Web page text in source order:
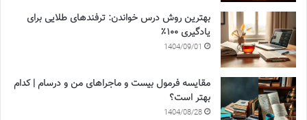
بهترین روش درس خواندن: ترفندهای طلایی برای
یادگیری ۱۰۰٪
1404/09/01
مقایسه فرمول بیست و ماجراهای من و درسام | کدام
بهتر است؟
1404/08/28